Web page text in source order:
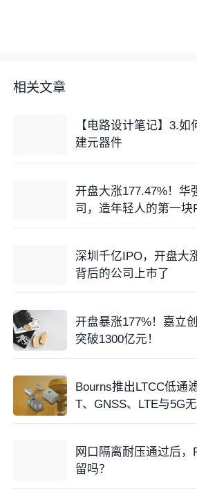
相关文章
【电路设计笔记】3.如
建元器件
开盘大涨177.47%！华
司，造年轻人的第一块
深圳千亿IPO，开盘大
背后的公司上市了
开盘暴涨177%！嘉立
突破1300亿元！
Bourns推出LTCC低通
T、GNSS、LTE与5G
网口隔离耐压通过后
留吗？